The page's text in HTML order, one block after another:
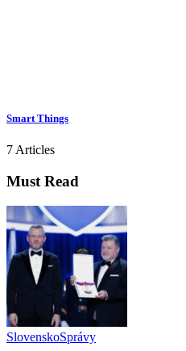
Smart Things
7 Articles
Must Read
SlovenskoSprávy